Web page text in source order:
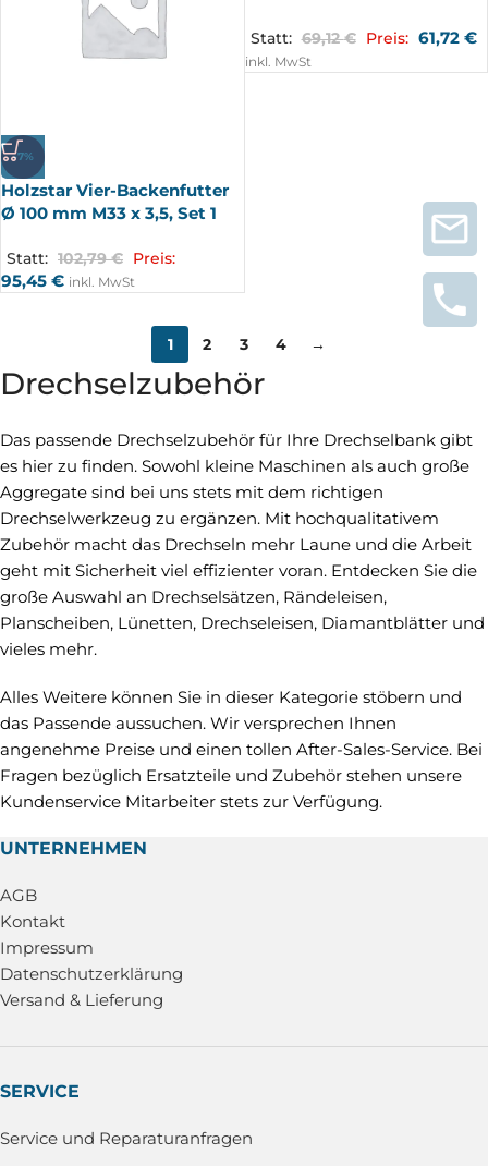
-7%
Holzstar Vier-Backenfutter
Ø 100 mm M33 x 3,5, Set 1
Statt: 102,79€ Preis:
95,45 € inkl. MwSt
Statt: 69,12€ Preis: 61,72 €
inkl. MwSt
1 2 3 4 →
Drechselzubehör
Das passende Drechselzubehör für Ihre Drechselbank gibt
es hier zu finden. Sowohl kleine Maschinen als auch große
Aggregate sind bei uns stets mit dem richtigen
Drechselwerkzeug zu ergänzen. Mit hochqualitativem
Zubehör macht das Drechseln mehr Laune und die Arbeit
geht mit Sicherheit viel effizienter voran. Entdecken Sie die
große Auswahl an Drechselsätzen, Rändeleisen,
Planscheiben, Lünetten, Drechseleisen, Diamantblätter und
vieles mehr.
Alles Weitere können Sie in dieser Kategorie stöbern und
das Passende aussuchen. Wir versprechen Ihnen
angenehme Preise und einen tollen After-Sales-Service. Bei
Fragen bezüglich Ersatzteile und Zubehör stehen unsere
Kundenservice Mitarbeiter stets zur Verfügung.
UNTERNEHMEN
AGB
Kontakt
Impressum
Datenschutzerklärung
Versand & Lieferung
SERVICE
Service und Reparaturanfragen